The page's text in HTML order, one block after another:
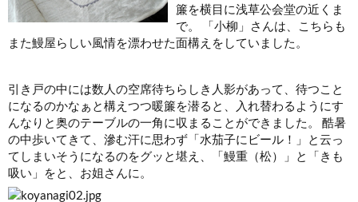
簾を横目に浅草公会堂の近くま
で。 「小柳」さんは、こちらも
また鰻屋らしい風情を漂わせた面構えをしていました。
引き戸の中には数人の空席待ちらしき人影があって、待つこと
になるのかなぁと構えつつ暖簾を潜ると、入れ替わるようにす
んなりと奥のテーブルの一角に収まることができました。 酷暑
の中歩いてきて、滲む汗に思わず「水茄子にビール！」と云っ
てしまいそうになるのをグッと堪え、「鰻重（松）」と「きも
吸い」をと、お姐さんに。